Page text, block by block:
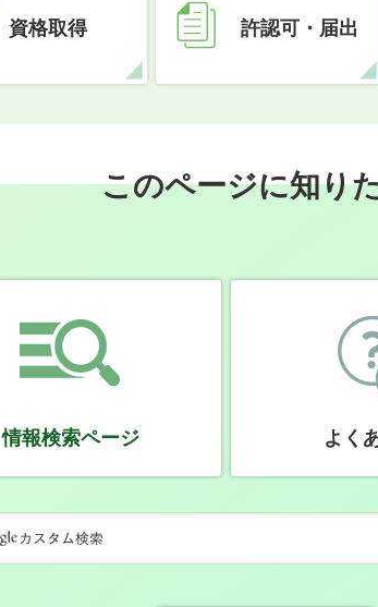
資格取得 許認可・届出
このページに知り
情報検索ページ よく